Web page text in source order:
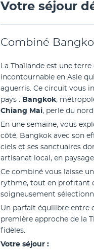
Votre séjour
Combiné
La Thaïlande est une
incontournable en Asie
aguerris. Ce circuit vous
pays : Bangkok
Chiang Mai, perle du
En une semaine, vous
côté, Bangkok avec son
ciels et ses sanctuaires
artisanat local, en
Ce combiné vous laisse
rythme, tout en profitant
soigneusement
Un parfait équilibre entre
première approche de la
fidèles.
Votre séjour :